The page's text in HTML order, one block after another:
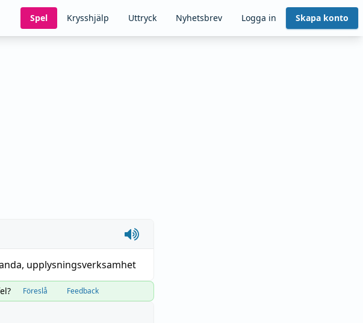
Spel Krysshjälp Uttryck Nyhetsbrev Logga in Skapa konto
, upplysningsverksamhet
Föreslå Feedback